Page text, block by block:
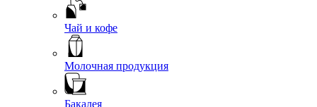
Чай и кофе
Молочная продукция
Бакалея